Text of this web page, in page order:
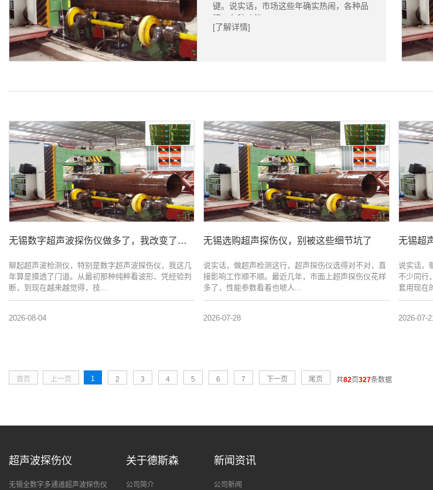
键。说实话，市场这些年确实热闹，各种品
牌、各种功能...
[了解详情]
无锡数字超声波探伤仪做多了，我改变了这个看法
聊起超声波检测仪，特别是数字超声波探伤仪，我这几
年算是摸透了门道。从最初那种纯粹看波形、凭经验判
断，到现在越来越觉得，技...
2026-08-04
无锡选购超声探伤仪，别被这些细节坑了
说实话，做超声检测这行，超声探伤仪选得对不对，直
接影响工作顺不顺。最近几年，市面上超声探伤仪花样
多了，性能参数看着也唬人...
2026-07-28
无锡超
说实话，
不少同行
套用现在
2026-07-
首页 上一页 1 2 3 4 5 6 7 下一页 尾页 共82页327条数据
超声波探伤仪
无锡全数字多通道超声波探伤仪
关于德斯森
公司简介
新闻资讯
公司新闻